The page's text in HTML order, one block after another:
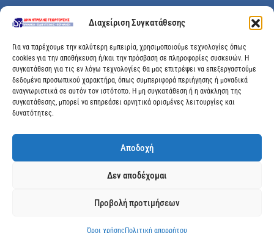
Διαχείριση Συγκατάθεσης
Για να παρέχουμε την καλύτερη εμπειρία, χρησιμοποιούμε τεχνολογίες όπως
cookies για την αποθήκευση ή/και την πρόσβαση σε πληροφορίες συσκευών. Η
συγκατάθεση για τις εν λόγω τεχνολογίες θα μας επιτρέψει να επεξεργαστούμε
δεδομένα προσωπικού χαρακτήρα, όπως συμπεριφορά περιήγησης ή μοναδικά
αναγνωριστικά σε αυτόν τον ιστότοπο. Η μη συγκατάθεση ή η ανάκληση της
συγκατάθεσης, μπορεί να επηρεάσει αρνητικά ορισμένες λειτουργίες και
δυνατότητες.
Αποδοχή
Δεν αποδέχομαι
Προβολή προτιμήσεων
Όροι χρήσης Πολιτική απορρήτου
Το καλάθι μου
Check out
Διεύθυνση
Μεγάλης Χώρας 89, Αγρίνιο, Τ.Κ: 30100
info@dimitrelis-georgousis.gr
© 2025 dimitrelis-georgousis.gr. All rights reserved.